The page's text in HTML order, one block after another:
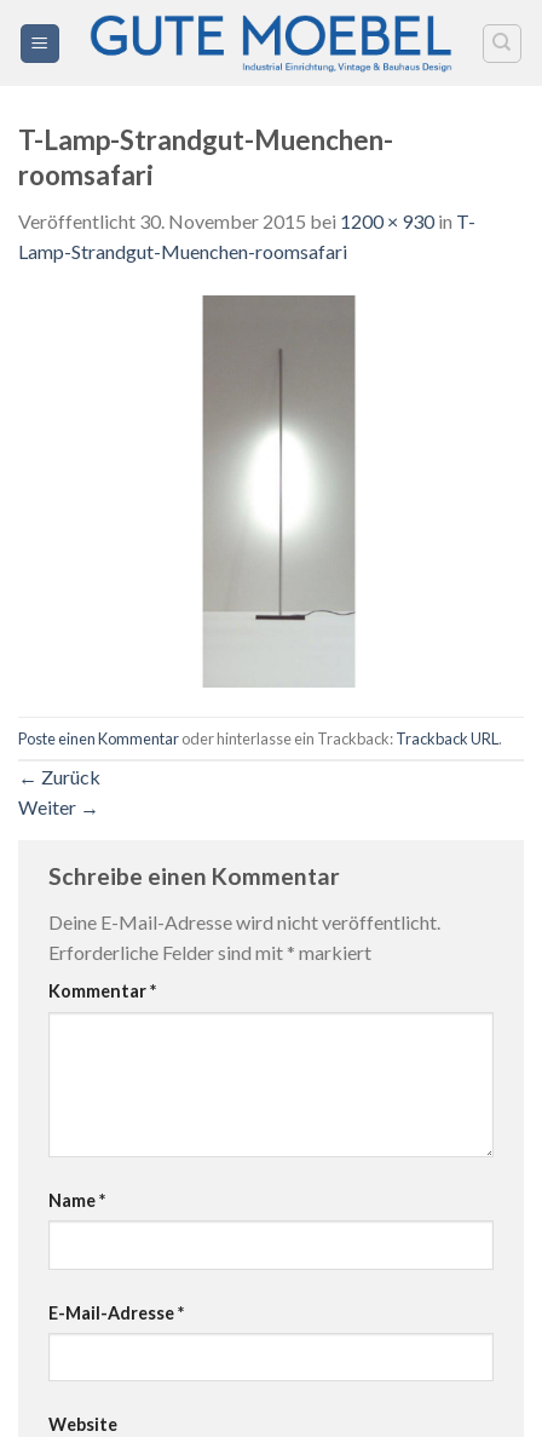
Inhalt
T-Lamp-Strandgut-Muenchen-
roomsafari
Veröffentlicht 30. November 2015 bei 1200 × 930in T-
Lamp-Strandgut-Muenchen-roomsafari
Poste einen Kommentaroder hinterlasse ein Trackback:Trackback URL .
← Zurück
Weiter →
Schreibe einen Kommentar
Deine E-Mail-Adresse wird nicht veröffentlicht.
Erforderliche Felder sind mit * markiert
Kommentar*
Name*
E-Mail-Adresse*
Website